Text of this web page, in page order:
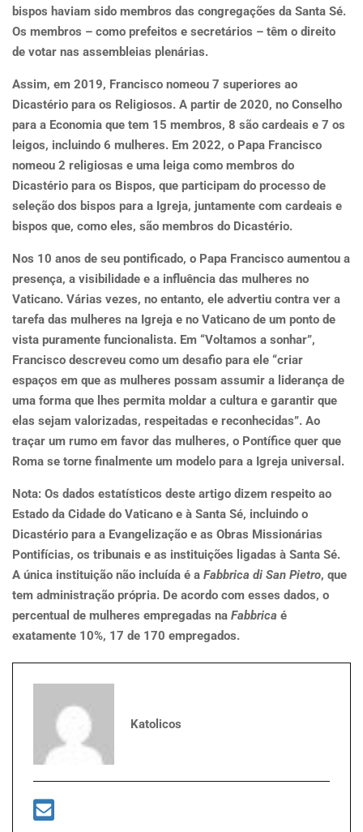
bispos haviam sido membros das congregações da Santa Sé.
Os membros – como prefeitos e secretários – têm o direito
de votar nas assembleias plenárias.
Assim, em 2019, Francisco nomeou 7 superiores ao
Dicastério para os Religiosos. A partir de 2020, no Conselho
para a Economia que tem 15 membros, 8 são cardeais e 7 os
leigos, incluindo 6 mulheres. Em 2022, o Papa Francisco
nomeou 2 religiosas e uma leiga como membros do
Dicastério para os Bispos, que participam do processo de
seleção dos bispos para a Igreja, juntamente com cardeais e
bispos que, como eles, são membros do Dicastério.
Nos 10 anos de seu pontificado, o Papa Francisco aumentou a
presença, a visibilidade e a influência das mulheres no
Vaticano. Várias vezes, no entanto, ele advertiu contra ver a
tarefa das mulheres na Igreja e no Vaticano de um ponto de
vista puramente funcionalista. Em “Voltamos a sonhar”,
Francisco descreveu como um desafio para ele “criar
espaços em que as mulheres possam assumir a liderança de
uma forma que lhes permita moldar a cultura e garantir que
elas sejam valorizadas, respeitadas e reconhecidas”. Ao
traçar um rumo em favor das mulheres, o Pontífice quer que
Roma se torne finalmente um modelo para a Igreja universal.
Nota: Os dados estatísticos deste artigo dizem respeito ao
Estado da Cidade do Vaticano e à Santa Sé, incluindo o
Dicastério para a Evangelização e as Obras Missionárias
Pontifícias, os tribunais e as instituições ligadas à Santa Sé.
A única instituição não incluída é a Fabbrica di San Pietro, que
tem administração própria. De acordo com esses dados, o
percentual de mulheres empregadas na Fabbrica é
exatamente 10%, 17 de 170 empregados.
Katolicos